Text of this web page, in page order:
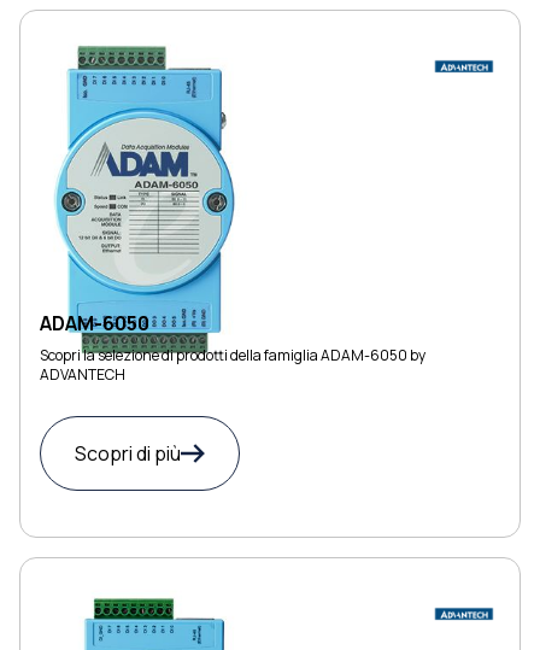
ADAM-6050
Scopri la selezione di prodotti della famiglia ADAM-6050 by
ADVANTECH
Scopri di più